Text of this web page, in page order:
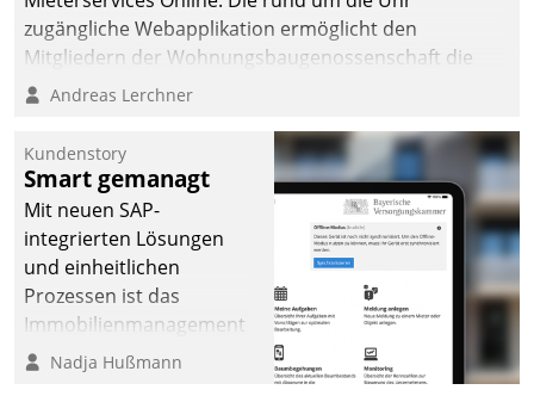
zugängliche Webapplikation ermöglicht den
Mitgliedern der Wohnungs­bau­genossenschaft die
Kontaktaufnahme per Smartphone, Tablet oder PC.
Andreas Lerchner
Kundenstory
Smart gemanagt
Mit neuen SAP-
integrierten Lösungen
und einheitlichen
Prozessen ist das
Immobilienmanagement
der Bayerischen
Nadja Hußmann